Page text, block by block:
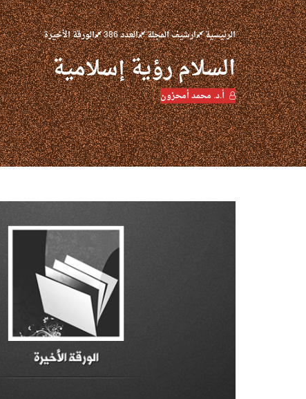
الرئيسية ارشيف المجلة العدد 386 الورقة الأخيرة
السلام رؤية إسلامية
أ.د. محمد أمحزون